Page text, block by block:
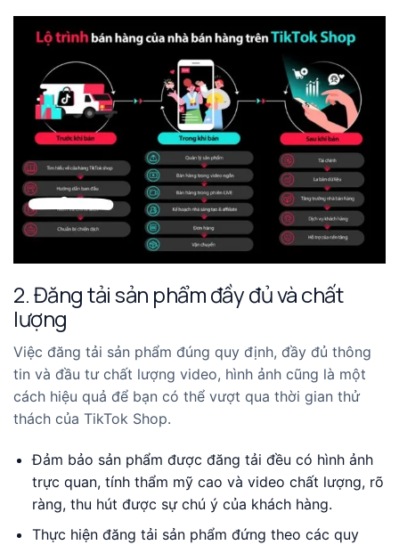
2. Đăng tải sản phẩm đầy đủ và chất
lượng
Việc đăng tải sản phẩm đúng quy định, đầy đủ thông
tin và đầu tư chất lượng video, hình ảnh cũng là một
cách hiệu quả để bạn có thể vượt qua thời gian thử
thách của TikTok Shop.
Đảm bảo sản phẩm được đăng tải đều có hình ảnh
trực quan, tính thẩm mỹ cao và video chất lượng, rõ
ràng, thu hút được sự chú ý của khách hàng.
Thực hiện đăng tải sản phẩm đứng theo các quy